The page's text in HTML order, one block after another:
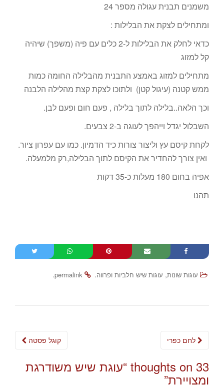
משמנים תבנית עגולה מספר 24
ומתחילים לצקת את הבלילות :
כדאי לחלק את הבלילות ל-2 כלים עם פיה (משפך) שיהיה
קל למזוג
מתחילים למזוג באמצע התבנית מהבלילה החומה כמות
ממש קטנה (עיגול קטן) ולתוכו לצקת קצת מהלילה הלבנה
וכך הלאה..בלילה לתוך בלילה , פעם חום ופעם לבן.
השבלול יגדל וייהפך לעוגה ב-2 צבעים.
לקחת קיסם עץ וליצור צורות כיד הדמיון. כמו עם עפרון ציור.
ואין צורך להחדיר את הקיסם לתוך הבלילה,רק מלמעלה.
אפיה בחום 180 מעלות כ-35 דקות
תהנו
עוגות שונות, עוגות שיש חלביות ופרווה.
permalink
.
Post
קוגל פסטה
33 thoughts on “ עוגת שיש משודרגת
ומצויירת”